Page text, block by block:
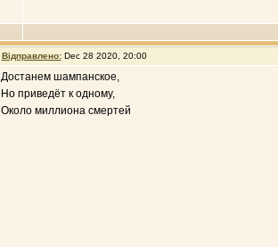
Відправлено: Dec 28 2020, 20:00
Достанем шампанское,
Но приведёт к одному,
Около миллиона смертей